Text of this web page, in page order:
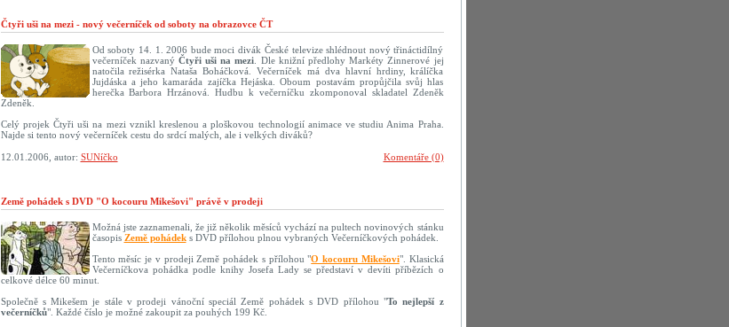
Čtyři uši na mezi - nový večerníček od soboty na obrazovce ČT
Od soboty 14. 1. 2006 bude moci divák České televize shlédnout nový třináctidílný
večerníček nazvaný Čtyři uši na mezi . Dle knižní předlohy Markéty Zinnerové jej
natočila režisérka Nataša Boháčková. Večerníček má dva hlavní hrdiny, králíčka
Jujdáska a jeho kamaráda zajíčka Hejáska. Oboum postavám propůjčila svůj hlas
herečka Barbora Hrzánová. Hudbu k večerníčku zkomponoval skladatel Zdeněk
Zdeněk.
Celý projek Čtyři uši na mezi vznikl kreslenou a ploškovou technologií animace ve studiu Anima Praha.
Najde si tento nový večerníček cestu do srdcí malých, ale i velkých diváků?
Komentáře (0)
12.01.2006, autor: SUNíčko
Země pohádek s DVD "O kocouru Mikešovi" právě v prodeji
Možná jste zaznamenali, že již několik měsíců vychází na pultech novinových stánku
časopis Země pohádeks DVD přílohou plnou vybraných Večerníčkových pohádek.
Tento měsíc je v prodeji Země pohádek s přílohou "O kocouru Mikešovi". Klasická
Večerníčkova pohádka podle knihy Josefa Lady se představí v devíti příbězích o
celkové délce 60 minut.
Společně s Mikešem je stále v prodeji vánoční speciál Země pohádek s DVD přílohou "To nejlepší z
večerníčků". Každé číslo je možné zakoupit za pouhých 199 Kč.